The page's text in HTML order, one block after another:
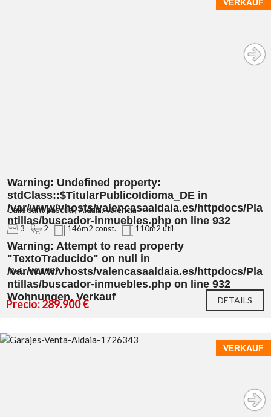
VERKAUF
Warning: Undefined property:
stdClass::$TitularPublicoIdioma_DE in
/var/www/vhosts/valencasaaldaia.es/httpdocs/Pla
ntillas/buscador-inmuebles.php on line 932
Warning: Attempt to read property
"TextoTraducido" on null in
/var/www/vhosts/valencasaaldaia.es/httpdocs/Pla
ntillas/buscador-inmuebles.php on line 932
Wohnungen, Verkauf
Calle sant pascual, Aldaia, Valencia
3 2 146m2 const. 110m2 util
Ref.: VC1987
Precio: 289.900 € DETAILS
VERKAUF